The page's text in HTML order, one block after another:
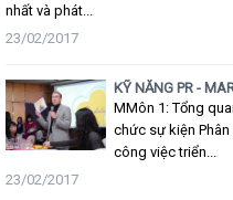
nhất và phát...
23/02/2017
KỸ NĂNG PR -
MMôn 1: Tổng
chức sự kiện
công việc triển...
23/02/2017